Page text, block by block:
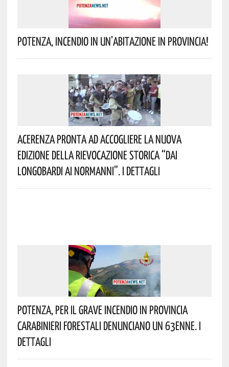
Potenza, Incendio In Un’abitazione In Provincia!
Acerenza Pronta Ad Accogliere La Nuova
Edizione Della Rievocazione Storica “Dai
Longobardi Ai Normanni”. I Dettagli
Potenza, Per Il Grave Incendio In Provincia
Carabinieri Forestali Denunciano Un 63enne. I
Dettagli